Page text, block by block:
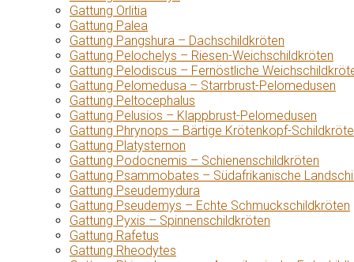
Gattung Orlitia
Gattung Palea
Gattung Pangshura – Dachschildkröten
Gattung Pelochelys – Riesen-Weichschildkröten
Gattung Pelodiscus – Fernöstliche
Gattung Pelomedusa – Starrbrust-Pelomedusen
Gattung Peltocephalus
Gattung Pelusios – Klappbrust-Pelomedusen
Gattung Phrynops – Bärtige Krötenkopf-
Gattung Platysternon
Gattung Podocnemis – Schienenschildkröten
Gattung Psammobates – Südafrikanische
Gattung Pseudemydura
Gattung Pseudemys – Echte Schmuckschildkröten
Gattung Pyxis – Spinnenschildkröten
Gattung Rafetus
Gattung Rheodytes